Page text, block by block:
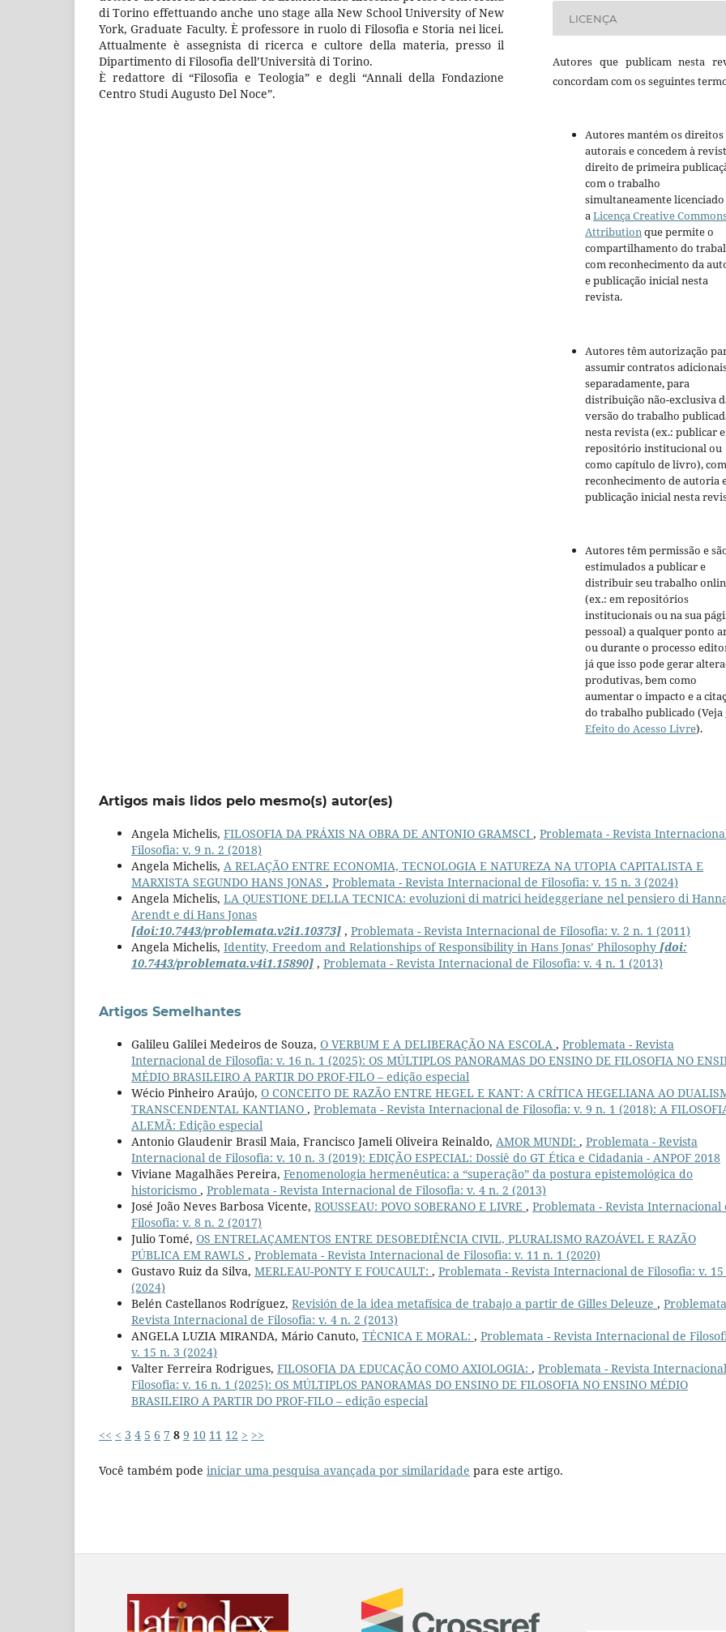
di Torino effettuando anche uno stage alla New School University of New
York, Graduate Faculty. È professore in ruolo di Filosofia e Storia nei licei.
Attualmente è assegnista di ricerca e cultore della materia, presso il
Dipartimento di Filosofia dell’Università di Torino.
È redattore di “Filosofia e Teologia” e degli “Annali della Fondazione
Centro Studi Augusto Del Noce”.
LICENÇA
Autores que publicam nesta
concordam com os seguintes
Autores mantém os direitos
autorais e concedem à
direito de primeira
com o trabalho
simultaneamente
aLicença Creative
Attributionque permite o
compartilhamento do
com reconhecimento da
e publicação inicial nesta
revista.
Autores têm autorização
assumir contratos
separadamente, para
distribuição não-exclusiva
versão do trabalho
nesta revista (ex.: publicar
repositório institucional ou
como capítulo de livro), com
reconhecimento de autoria
publicação inicial nesta
Autores têm permissão e
estimulados a publicar e
distribuir seu trabalho
(ex.: em repositórios
institucionais ou na sua
pessoal) a qualquer ponto
ou durante o processo
já que isso pode gerar
produtivas, bem como
aumentar o impacto e a
do trabalho publicado (Veja
Efeito do Acesso Livre).
Artigos mais lidos pelo mesmo(s) autor(es)
Angela Michelis, FILOSOFIA DA PRÁXIS NA OBRA DE ANTONIO GRAMSCI , Problemata - Revista
Filosofia: v. 9 n. 2 (2018)
Angela Michelis, A RELAÇÃO ENTRE ECONOMIA, TECNOLOGIA E NATUREZA NA UTOPIA CAPITALISTA E
MARXISTA SEGUNDO HANS JONAS , Problemata - Revista Internacional de Filosofia: v. 15 n. 3 (2024)
Angela Michelis, LA QUESTIONE DELLA TECNICA: evoluzioni di matrici heideggeriane nel pensiero di
Arendt e di Hans Jonas
[doi:10.7443/problemata.v2i1.10373] , Problemata - Revista Internacional de Filosofia: v. 2 n. 1 (2011)
Angela Michelis, Identity, Freedom and Relationships of Responsibility in Hans Jonas’ Philosophy [doi:
10.7443/problemata.v4i1.15890] , Problemata - Revista Internacional de Filosofia: v. 4 n. 1 (2013)
Artigos Semelhantes
Galileu Galilei Medeiros de Souza, O VERBUM E A DELIBERAÇÃO NA ESCOLA , Problemata - Revista
Internacional de Filosofia: v. 16 n. 1 (2025): OS MÚLTIPLOS PANORAMAS DO ENSINO DE FILOSOFIA NO
MÉDIO BRASILEIRO A PARTIR DO PROF-FILO – edição especial
Wécio Pinheiro Araújo, O CONCEITO DE RAZÃO ENTRE HEGEL E KANT: A CRÍTICA HEGELIANA AO
TRANSCENDENTAL KANTIANO , Problemata - Revista Internacional de Filosofia: v. 9 n. 1 (2018): A
ALEMÃ: Edição especial
Antonio Glaudenir Brasil Maia, Francisco Jameli Oliveira Reinaldo, AMOR MUNDI: , Problemata - Revista
Internacional de Filosofia: v. 10 n. 3 (2019): EDIÇÃO ESPECIAL: Dossiê do GT Ética e Cidadania - ANPOF 2018
Viviane Magalhães Pereira, Fenomenologia hermenêutica: a “superação” da postura epistemológica do
historicismo , Problemata - Revista Internacional de Filosofia: v. 4 n. 2 (2013)
José João Neves Barbosa Vicente, ROUSSEAU: POVO SOBERANO E LIVRE , Problemata - Revista Internacional
Filosofia: v. 8 n. 2 (2017)
Julio Tomé, OS ENTRELAÇAMENTOS ENTRE DESOBEDIÊNCIA CIVIL, PLURALISMO RAZOÁVEL E RAZÃO
PÚBLICA EM RAWLS , Problemata - Revista Internacional de Filosofia: v. 11 n. 1 (2020)
Gustavo Ruiz da Silva, MERLEAU-PONTY E FOUCAULT: , Problemata - Revista Internacional de Filosofia: v.
(2024)
Belén Castellanos Rodríguez, Revisión de la idea metafísica de trabajo a partir de Gilles Deleuze ,
Revista Internacional de Filosofia: v. 4 n. 2 (2013)
ANGELA LUZIA MIRANDA, Mário Canuto, TÉCNICA E MORAL: , Problemata - Revista Internacional de
v. 15 n. 3 (2024)
Valter Ferreira Rodrigues, FILOSOFIA DA EDUCAÇÃO COMO AXIOLOGIA: , Problemata - Revista
Filosofia: v. 16 n. 1 (2025): OS MÚLTIPLOS PANORAMAS DO ENSINO DE FILOSOFIA NO ENSINO MÉDIO
BRASILEIRO A PARTIR DO PROF-FILO – edição especial
<< < 3 4 5 6 7 8 9 10 11 12 > >>
Você também pode iniciar uma pesquisa avançada por similaridade para este artigo.